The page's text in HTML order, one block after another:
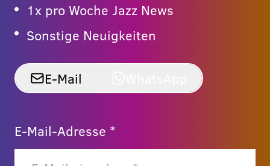
1x pro Woche Jazz News
Sonstige Neuigkeiten
E-Mail
E-Mail-Adresse *